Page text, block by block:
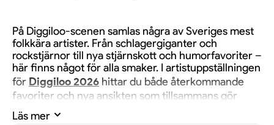
På Diggiloo-scenen samlas några av Sveriges mest
folkkära artister. Från schlagergiganter och
rockstjärnor till nya stjärnskott och humorfavoriter –
här finns något för alla smaker. I artistuppställningen
för Diggiloo 2026 hittar du både återkommande
favoriter och nya ansikten som tillsammans gör
Läs mer